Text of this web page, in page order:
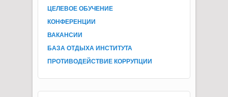
ЦЕЛЕВОЕ ОБУЧЕНИЕ
КОНФЕРЕНЦИИ
ВАКАНСИИ
БАЗА ОТДЫХА ИНСТИТУТА
ПРОТИВОДЕЙСТВИЕ КОРРУПЦИИ